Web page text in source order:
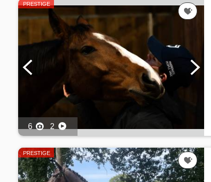
PRESTIGE
6 2
PRESTIGE